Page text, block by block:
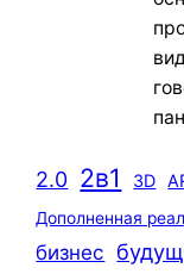
2.0 2в1 3D
Дополненная
бизнес